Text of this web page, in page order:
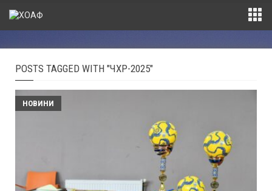
POSTS TAGGED WITH "ЧХР-2025"
НОВИНИ